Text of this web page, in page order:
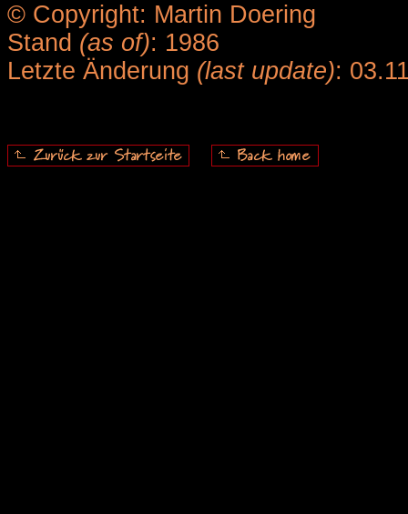
© Copyright: Martin Doering
Stand (as of): 1986
Letzte Änderung (last update):